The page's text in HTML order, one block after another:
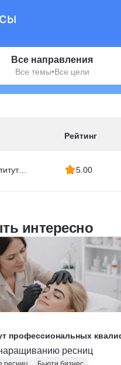
Все направления
Все темы•Все цели
Рейтинг
5.00
интересно
ресниц